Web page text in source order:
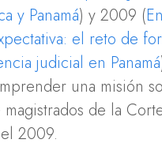
y Panamá) y 2009 (
el reto de
judicial en Panamá
una misión
de la
2009.